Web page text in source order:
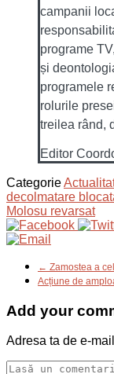
campanii
programe
și
programele
rolurile
treilea rând,
Editor
Categorie
decolmatare
Molosu revarsat
← Zamostea a
Acțiune de
Add your
Adresa ta de e-